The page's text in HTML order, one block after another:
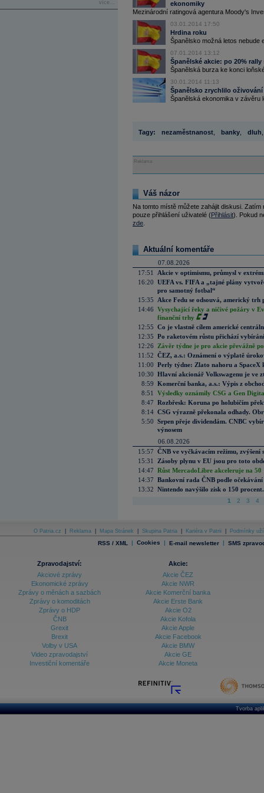
více...
ekonomiky
Mezinárodní ratingová agentura Moody's
03.01.2014 17:50
Hrdina roku
Španělsko možná letos nebude
07.01.2014 13:12
Španělské akcie: po 20%
Španělská burza ke konci
30.01.2014 11:13
Španělsko zrychlilo
Španělská ekonomika v závěru
Tagy: nezaměstnanost banky dluh
Reklama
Váš názor
Na tomto místě můžete zahájit diskusi.
pouze přihlášení uživatelé (Přihlásit). Pokud
zde
Aktuální komentáře
07.08.2026
17:51
Akcie v optimismu, průmysl v
16:20 UEFA vs. FIFA a „tajné plány
pro samotný fotbal“
15:35
Akce Fedu se odsouvá, americký
14:46 Vysychající řeky a ničivé požáry v
finanční trhy
12:55 Co je vlastně cílem americké
12:35 Po raketovém růstu přichází
12:26
Závěr týdne je pro akcie převážně
11:52 ČEZ, a.s.: Oznámení o výplatě
11:00 Perly týdne: Zlato nahoru a SpaceX
10:30 Hlavní akcionář Volkswagenu je ve
8:59 Komerční banka, a.s.: Výpis z
8:51
Výsledky oznámily CSG a Gen
8:47 Rozbřesk: Koruna po holubičím
8:14 CSG výrazně překonala odhady.
5:50 Srpen přeje dividendám. CNBC
výnosem
06.08.2026
15:57 ČNB ve vyčkávacím režimu, zvýšení
15:31
Zásoby plynu v EU jsou pro toto
14:47 Růst MercadoLibre akceleruje na
14:37 Bankovní rada ČNB podle
13:32 Nintendo navýšilo zisk o 150
1 2 3 4
O Patria.cz Reklama Mapa Stránek Skupina Patria Kariéra v Patrii Podmínky
RSS / XML | Cookies | E-mail newsletter | SMS
Zpravodajství:
Akciové zprávy
Ekonomické zprávy
Zprávy o měnách a sazbách
Zprávy o komoditách
Zprávy o HDP
ČNB
Grexit
Brexit
Volby v USA
Video zpravodajství
Investiční komentáře
Akcie:
Akcie ČEZ
Akcie NWR
Akcie Komerční banka
Akcie Erste Bank
Akcie O2
Akcie Kofola
Akcie Apple
Akcie Facebook
Akcie BMW
Akcie GE
Akcie Moneta
Tvorba